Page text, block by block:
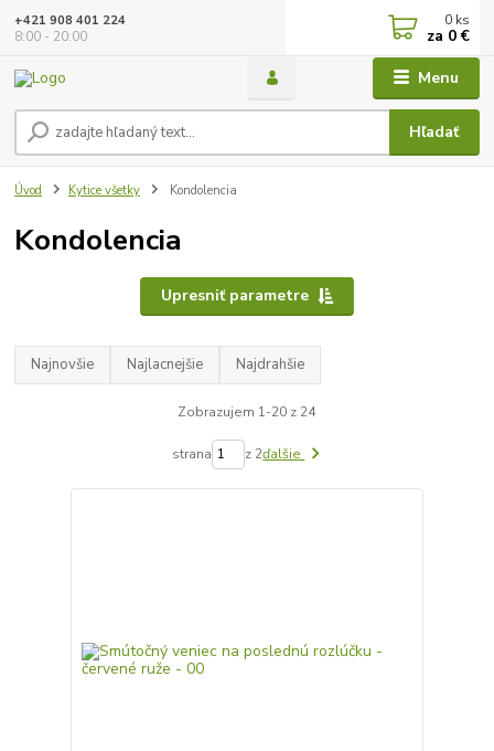
Menu
Hľadať
+421 908 401 224
8:00 - 20:00
0 ks
za 0 €
Úvod Kytice všetky Kondolencia
Kondolencia
Upresniť parametre
Najnovšie Najlacnejšie Najdrahšie
Zobrazujem 1-20 z 24
strana z 2ďalšie